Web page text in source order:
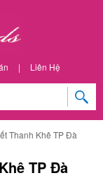
| Liên Hệ
Thanh Khê TP Đà
TP Đà